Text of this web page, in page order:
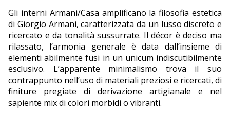
Gli interni Armani/Casa amplificano la filosofia estetica
di Giorgio Armani, caratterizzata da un lusso discreto e
ricercato e da tonalità sussurrate. Il décor è deciso ma
rilassato, l’armonia generale è data dall’insieme di
elementi abilmente fusi in un unicum indiscutibilmente
esclusivo. L’apparente minimalismo trova il suo
contrappunto nell’uso di materiali preziosi e ricercati, di
finiture pregiate di derivazione artigianale e nel
sapiente mix di colori morbidi o vibranti.